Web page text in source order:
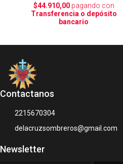
$44.910,00pagando con
Transferencia o depósito
bancario
Contactanos
2215670304
delacruzsombreros@gmail.com
Newsletter